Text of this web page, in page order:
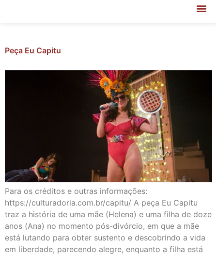
Peça Eu Capitu
Para os créditos e outras informações:
https://culturadoria.com.br/capitu/ A peça Eu Capitu
traz a história de uma mãe (Helena) e uma filha de doze
anos (Ana) no momento pós-divórcio, em que a mãe
está lutando para obter sustento e descobrindo a vida
em liberdade, parecendo alegre, enquanto a filha está